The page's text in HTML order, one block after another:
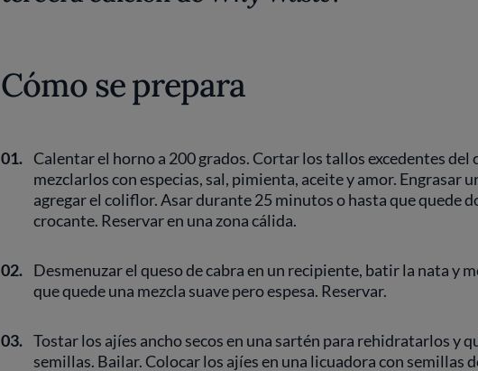
Cómo se prepara
01. Calentar el horno a 200 grados. Cortar los tallos excedentes del
mezclarlos con especias, sal, pimienta, aceite y amor. Engrasar
agregar el coliflor. Asar durante 25 minutos o hasta que quede
crocante. Reservar en una zona cálida.
02. Desmenuzar el queso de cabra en un recipiente, batir la nata y
que quede una mezcla suave pero espesa. Reservar.
03. Tostar los ajíes ancho secos en una sartén para rehidratarlos y
semillas. Bailar. Colocar los ajíes en una licuadora con semillas